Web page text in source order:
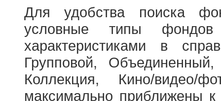
Для удобства поиска
условные типы
характеристиками в
Групповой,
Коллекция, Кино/
максимально приближены